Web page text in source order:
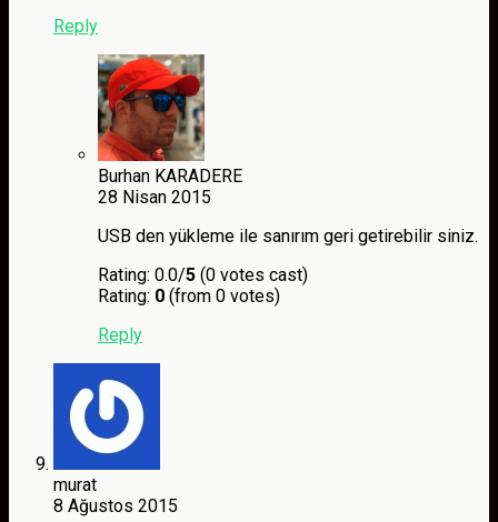
Reply
Burhan KARADERE
28 Nisan 2015
USB den yükleme ile sanırım geri getirebilir siniz.
Rating: 0.0/5 (0 votes cast)
Rating: 0 (from 0 votes)
Reply
murat
8 Ağustos 2015